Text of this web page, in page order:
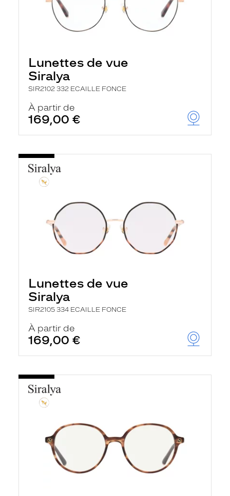
Lunettes de vue
Siralya
SIR2102 332 ECAILLE FONCE
À partir de
169,00 €
Lunettes de vue
Siralya
SIR2105 334 ECAILLE FONCE
À partir de
169,00 €